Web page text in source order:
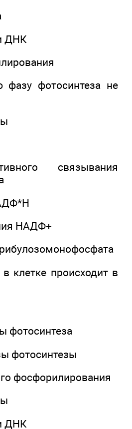
ДНК
фотосинтеза не
связывания
НАДФ+
клетке происходит в
фотосинтеза
фотосинтезы
фосфорилирования
ДНК